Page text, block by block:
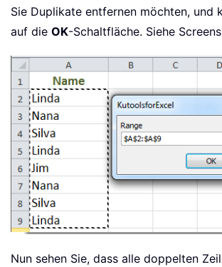
Sie Duplikate entfernen möchten, und
auf die OK-Schaltfläche. Siehe
Nun sehen Sie, dass alle doppelten